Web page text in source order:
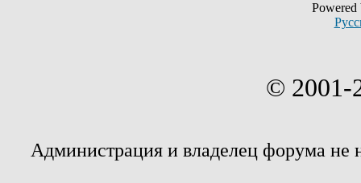
© 2001-
Администрация и владелец форума не